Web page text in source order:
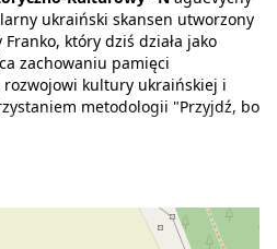
ukraiński skansen utworzony
który dziś działa jako
zachowaniu pamięci
kultury ukraińskiej i
metodologii "Przyjdź, bo
i edukacji młodzieży